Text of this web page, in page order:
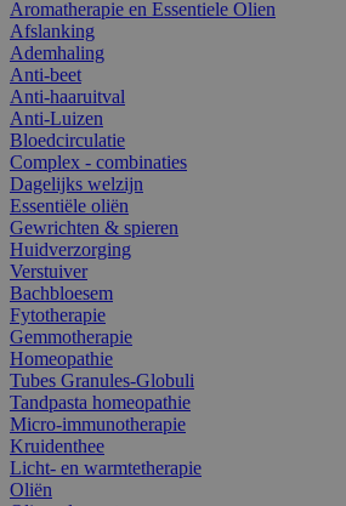
Aromatherapie en Essentiele Olien
Afslanking
Ademhaling
Anti-beet
Anti-haaruitval
Anti-Luizen
Bloedcirculatie
Complex - combinaties
Dagelijks welzijn
Essentiële oliën
Gewrichten & spieren
Huidverzorging
Verstuiver
Bachbloesem
Fytotherapie
Gemmotherapie
Homeopathie
Tubes Granules-Globuli
Tandpasta homeopathie
Micro-immunotherapie
Kruidenthee
Licht- en warmtetherapie
Oliën